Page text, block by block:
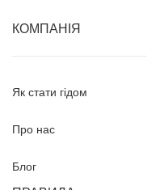
КОМПАНІЯ
Як стати гідом
Про нас
Блог